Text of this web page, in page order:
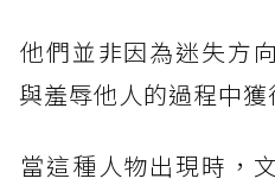
他們並非因為迷失方
與羞辱他人的過程中獲
當這種人物出現時，